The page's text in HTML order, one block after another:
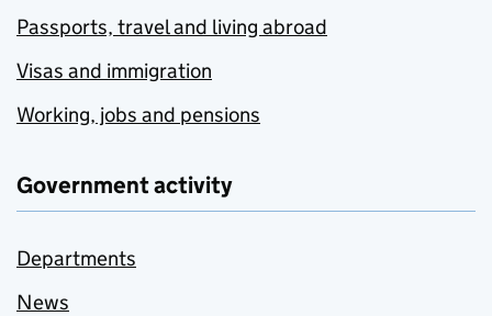
Passports, travel and living abroad
Visas and immigration
Working, jobs and pensions
Government activity
Departments
News